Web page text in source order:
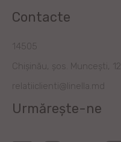
Contacte
14505
Chișinău, șos. Muncești, 121
relatiiclienti@linella.md
Urmărește-ne